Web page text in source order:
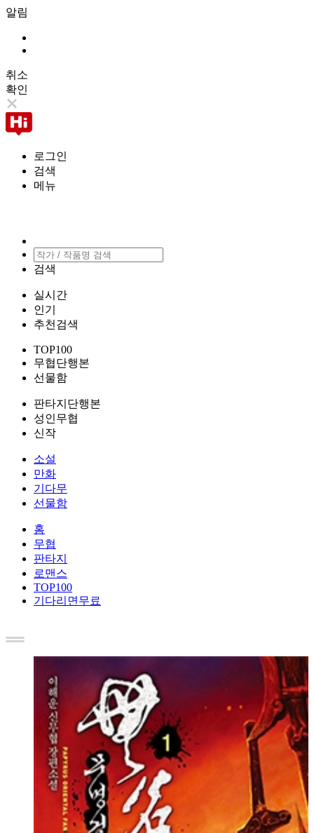
알림
취소
확인
로그인
검색
메뉴
검색
실시간
인기
추천검색
TOP100
무협단행본
선물함
판타지단행본
성인무협
신작
소설
만화
기다무
선물함
홈
무협
판타지
로맨스
TOP100
기다리면무료